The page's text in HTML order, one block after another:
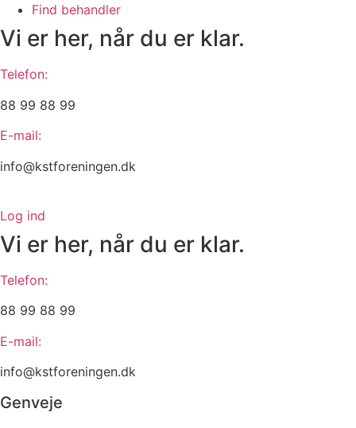
Find behandler
Vi er her, når du er klar.
Telefon:
88 99 88 99
E-mail:
info@kstforeningen.dk
Log ind
Vi er her, når du er klar.
Telefon:
88 99 88 99
E-mail:
info@kstforeningen.dk
Genveje